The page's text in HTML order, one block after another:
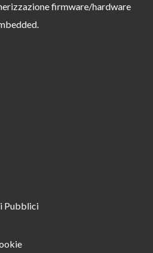
firmware/hardware
Pubblici